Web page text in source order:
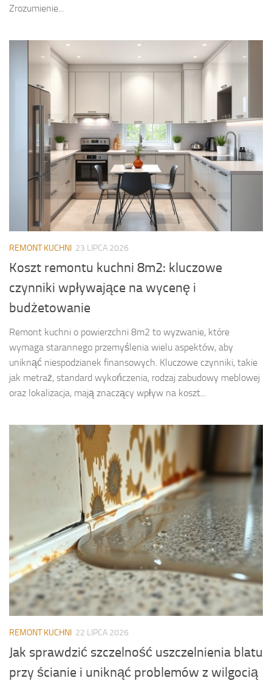
Zrozumienie...
REMONT KUCHNI 23 LIPCA 2026
Koszt remontu kuchni 8m2: kluczowe
czynniki wpływające na wycenę i
budżetowanie
Remont kuchni o powierzchni 8m2 to wyzwanie, które
wymaga starannego przemyślenia wielu aspektów, aby
uniknąć niespodzianek finansowych. Kluczowe czynniki, takie
jak metraż, standard wykończenia, rodzaj zabudowy meblowej
oraz lokalizacja, mają znaczący wpływ na koszt...
REMONT KUCHNI 22 LIPCA 2026
Jak sprawdzić szczelność uszczelnienia blatu
przy ścianie i uniknąć problemów z wilgocią